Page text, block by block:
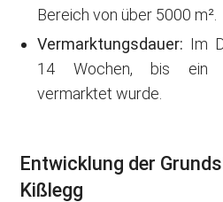
Bereich von über 5000 m².
Vermarktungsdauer: Im
14 Wochen, bis ein
vermarktet wurde.
Entwicklung der
Kißlegg